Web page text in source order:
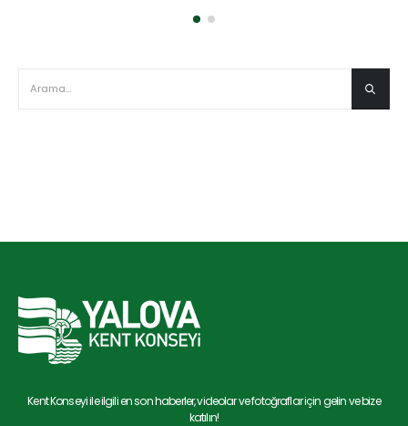
Kent Konseyi ile ilgili en son haberler, videolar ve fotoğraflar için gelin ve bize
katılın!